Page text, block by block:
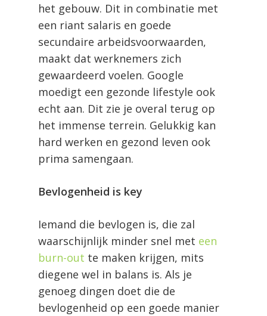
het gebouw. Dit in combinatie met
een riant salaris en goede
secundaire arbeidsvoorwaarden,
maakt dat werknemers zich
gewaardeerd voelen. Google
moedigt een gezonde lifestyle ook
echt aan. Dit zie je overal terug op
het immense terrein. Gelukkig kan
hard werken en gezond leven ook
prima samengaan.
Bevlogenheid is key
Iemand die bevlogen is, die zal
waarschijnlijk minder snel met een
burn-out te maken krijgen, mits
diegene wel in balans is. Als je
genoeg dingen doet die de
bevlogenheid op een goede manier